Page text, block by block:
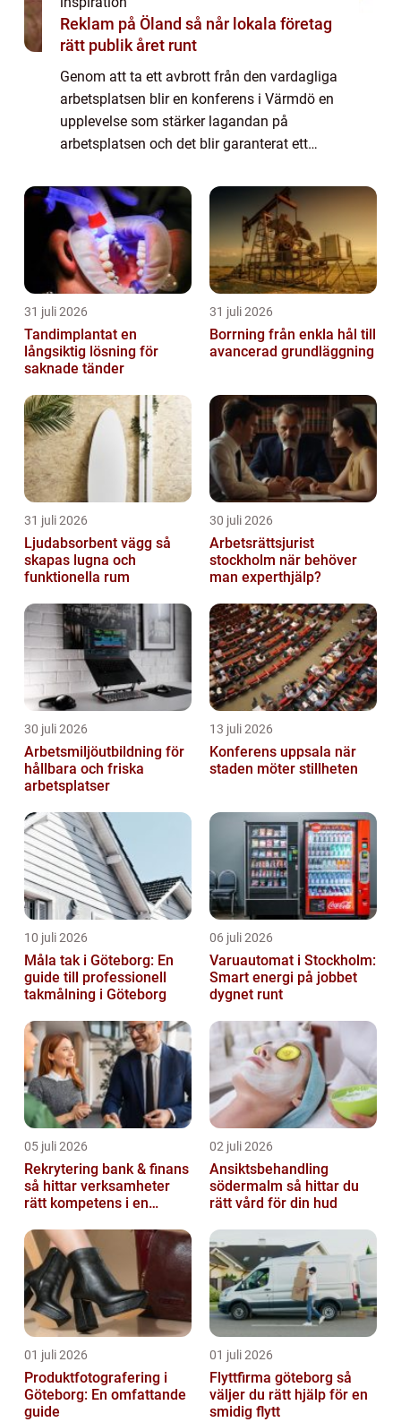
Reklam på Öland så når lokala företag
rätt publik året runt
Genom att ta ett avbrott från den vardagliga
arbetsplatsen blir en konferens i Värmdö en
upplevelse som stärker lagandan på
arbetsplatsen och det blir garanterat ett
anst&...
31 juli 2026
Tandimplantat en
långsiktig lösning för
saknade tänder
31 juli 2026
Borrning från enkla hål till
avancerad grundläggning
31 juli 2026
Ljudabsorbent vägg så
skapas lugna och
funktionella rum
30 juli 2026
Arbetsrättsjurist
stockholm när behöver
man experthjälp?
30 juli 2026
Arbetsmiljöutbildning för
hållbara och friska
arbetsplatser
13 juli 2026
Konferens uppsala när
staden möter stillheten
10 juli 2026
Måla tak i Göteborg: En
guide till professionell
takmålning i Göteborg
06 juli 2026
Varuautomat i Stockholm:
Smart energi på jobbet
dygnet runt
05 juli 2026
Rekrytering bank & finans
så hittar verksamheter
rätt kompetens i en
02 juli 2026
Ansiktsbehandling
södermalm så hittar du
rätt vård för din hud
01 juli 2026
Produktfotografering i
Göteborg: En omfattande
guide
01 juli 2026
Flyttfirma göteborg så
väljer du rätt hjälp för en
smidig flytt